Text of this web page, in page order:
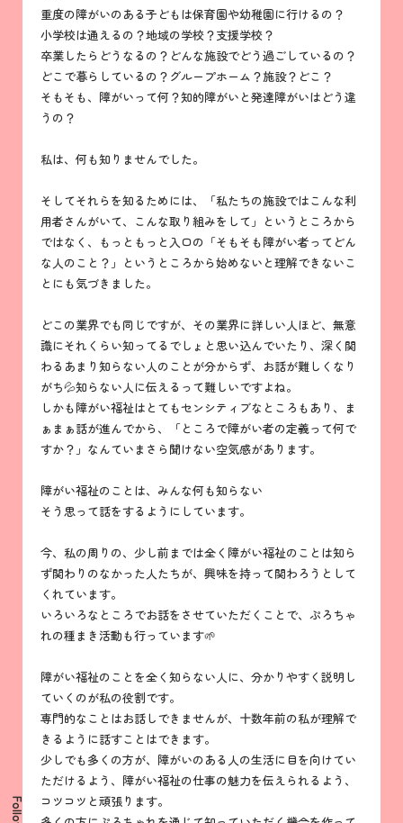
重度の障がいのある子どもは保育園や幼稚園に行けるの？
小学校は通えるの？地域の学校？支援学校？
卒業したらどうなるの？どんな施設でどう過ごしているの？
どこで暮らしているの？グループホーム？施設？どこ？
そもそも、障がいって何？知的障がいと発達障がいはどう違
うの？
私は、何も知りませんでした。
そしてそれらを知るためには、「私たちの施設ではこんな利
用者さんがいて、こんな取り組みをして」というところから
ではなく、もっともっと入口の「そもそも障がい者ってどん
な人のこと？」というところから始めないと理解できないこ
とにも気づきました。
どこの業界でも同じですが、その業界に詳しい人ほど、無意
識にそれくらい知ってるでしょと思い込んでいたり、深く関
わるあまり知らない人のことが分からず、お話が難しくなり
がち💦知らない人に伝えるって難しいですよね。
しかも障がい福祉はとてもセンシティブなところもあり、ま
ぁまぁ話が進んでから、「ところで障がい者の定義って何で
すか？」なんていまさら聞けない空気感があります。
障がい福祉のことは、みんな何も知らない
そう思って話をするようにしています。
今、私の周りの、少し前までは全く障がい福祉のことは知ら
ず関わりのなかった人たちが、興味を持って関わろうとして
くれています。
いろいろなところでお話をさせていただくことで、ぷろちゃ
れの種まき活動も行っています🌱
障がい福祉のことを全く知らない人に、分かりやすく説明し
ていくのが私の役割です。
専門的なことはお話しできませんが、十数年前の私が理解で
きるように話すことはできます。
少しでも多くの方が、障がいのある人の生活に目を向けてい
ただけるよう、障がい福祉の仕事の魅力を伝えられるよう、
コツコツと頑張ります。